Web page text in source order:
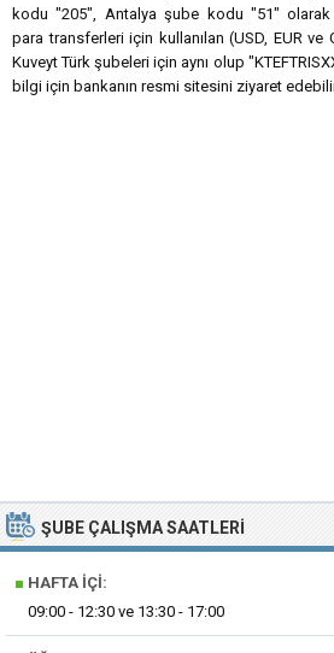
kodu "205", Antalya şube kodu "51" olarak
para transferleri için kullanılan (USD, EUR ve
Kuveyt Türk şubeleri için aynı olup
bilgi için bankanın resmi sitesini ziyaret
ŞUBE ÇALIŞMA SAATLERI
■ HAFTA İÇI:
09:00 - 12:30 ve 13:30 - 17:00